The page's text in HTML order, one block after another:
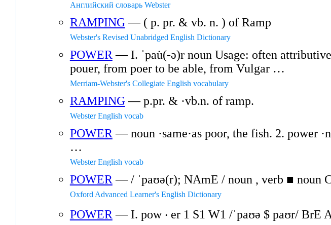
Английский словарь Webster
RAMPING— ( p. pr. & vb. n. ) of Ramp
Webster's Revised Unabridged English Dictionary
POWER — I. ˈpau̇(-ə)r noun Usage: often
pouer, from poer to be able, from Vulgar …
Merriam-Webster's Collegiate English vocabulary
RAMPING— p.pr. & ·vb.n. of ramp.
Webster English vocab
POWER — noun ·same·as poor, the fish. 2. power
…
Webster English vocab
POWER — / ˈpaʊə(r); NAmE / noun , verb ■ noun
Oxford Advanced Learner's English Dictionary
POWER — I. pow ‧ er 1 S1 W1 /ˈpaʊə $ paʊr/